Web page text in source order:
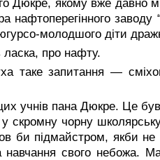
Дюкре, якому вже давно
нафтоперегінного
молодшого діти
про нафту.
запитання —
учнів пана Дюкре. Це
скромну чорну
би підмайстром, якби
свого небожа.